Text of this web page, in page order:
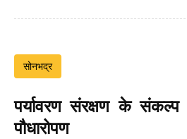
सोनभद्र
पर्यावरण संरक्षण के
पौधारोपण